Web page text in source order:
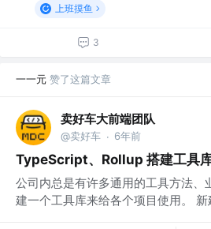
上班摸鱼
3
一一元 赞了这篇文章
卖好车大前端团队
@卖好车 · 6年前
TypeScript、Rollup 搭建工具
公司内总是有许多通用的工具方法、
建一个工具库来给各个项目使用。 新